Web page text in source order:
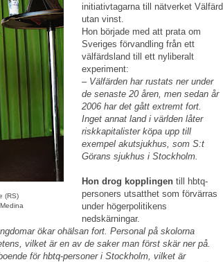
(RS)
initiativtagarna till nätverket Välfärd
utan vinst.
Hon började med att prata om
Sveriges förvandling från ett
välfärdsland till ett nyliberalt
experiment:
– Välfärden har rustats ner under
de senaste 20 åren, men sedan år
2006 har det gått extremt fort.
Inget annat land i världen låter
riskkapitalister köpa upp till
exempel akutsjukhus, som S:t
Görans sjukhus i Stockholm.
Hon drog kopplingen till hbtq-
personers utsatthet som förvärras
under högerpolitikens
nedskärningar.
ökar ohälsan fort. Personal på skolorna
vilket är en av de saker man först skär ner på.
för hbtq-personer i Stockholm, vilket är